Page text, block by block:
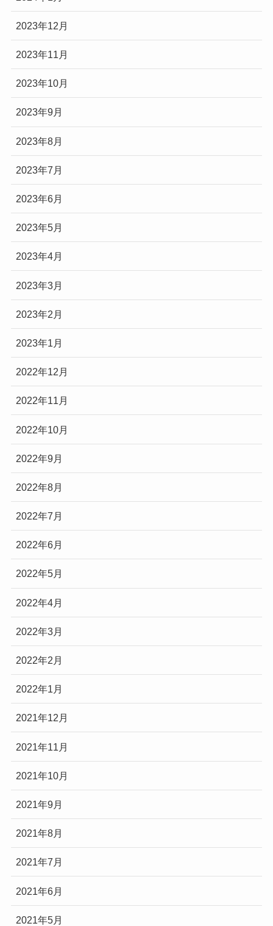
2023年12月
2023年11月
2023年10月
2023年9月
2023年8月
2023年7月
2023年6月
2023年5月
2023年4月
2023年3月
2023年2月
2023年1月
2022年12月
2022年11月
2022年10月
2022年9月
2022年8月
2022年7月
2022年6月
2022年5月
2022年4月
2022年3月
2022年2月
2022年1月
2021年12月
2021年11月
2021年10月
2021年9月
2021年8月
2021年7月
2021年6月
2021年5月